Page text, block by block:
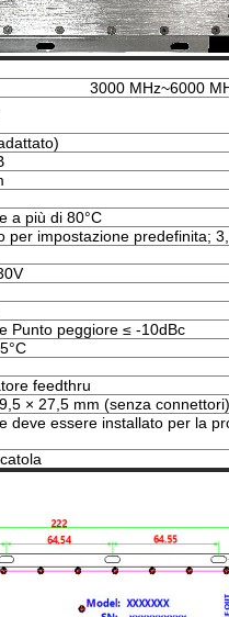
3000 MHz~6000
a più di 80°C
per impostazione predefinita;
Punto peggiore ≤ -10dBc
feedthru
× 27,5 mm (senza
deve essere installato per la